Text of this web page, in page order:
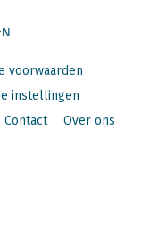
voorwaarden
instellingen
Contact Over ons